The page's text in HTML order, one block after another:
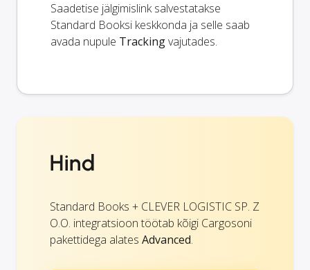
Saadetise jälgimislink salvestatakse
Standard Booksi keskkonda ja selle saab
avada nupule Trackingvajutades.
Hind
Standard Books + CLEVER LOGISTIC SP. Z
O.O. integratsioon töötab kõigi Cargosoni
pakettidega alates Advanced.